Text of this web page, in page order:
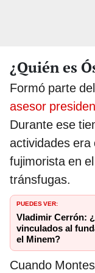
¿Quién es
Formó parte
asesor
Durante ese
actividades era
fujimorista en
tránsfugas.
PUEDES VER:
Vladimir Cerrón:
vinculados al
el Minem?
Cuando